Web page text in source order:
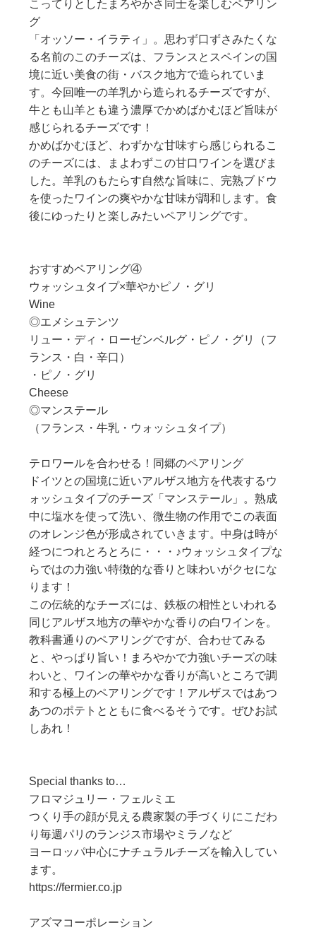
こってりとしたまろやかさ同士を楽しむペアリン
グ
「オッソー・イラティ」。思わず口ずさみたくな
る名前のこのチーズは、フランスとスペインの国
境に近い美食の街・バスク地方で造られていま
す。今回唯一の羊乳から造られるチーズですが、
牛とも山羊とも違う濃厚でかめばかむほど旨味が
感じられるチーズです！
かめばかむほど、わずかな甘味すら感じられるこ
のチーズには、まよわずこの甘口ワインを選びま
した。羊乳のもたらす自然な旨味に、完熟ブドウ
を使ったワインの爽やかな甘味が調和します。食
後にゆったりと楽しみたいペアリングです。
おすすめペアリング④
ウォッシュタイプ×華やかピノ・グリ
Wine
◎エメシュテンツ
リュー・ディ・ローゼンベルグ・ピノ・グリ（フ
ランス・白・辛口）
・ピノ・グリ
Cheese
◎マンステール
（フランス・牛乳・ウォッシュタイプ）
テロワールを合わせる！同郷のペアリング
ドイツとの国境に近いアルザス地方を代表するウ
ォッシュタイプのチーズ「マンステール」。熟成
中に塩水を使って洗い、微生物の作用でこの表面
のオレンジ色が形成されていきます。中身は時が
経つにつれとろとろに・・・♪ウォッシュタイプな
らではの力強い特徴的な香りと味わいがクセにな
ります！
この伝統的なチーズには、鉄板の相性といわれる
同じアルザス地方の華やかな香りの白ワインを。
教科書通りのペアリングですが、合わせてみる
と、やっぱり旨い！まろやかで力強いチーズの味
わいと、ワインの華やかな香りが高いところで調
和する極上のペアリングです！アルザスではあつ
あつのポテトとともに食べるそうです。ぜひお試
しあれ！
Special thanks to…
フロマジュリー・フェルミエ
つくり手の顔が見える農家製の手づくりにこだわ
り毎週パリのランジス市場やミラノなど
ヨーロッパ中心にナチュラルチーズを輸入してい
ます。
https://fermier.co.jp
アズマコーポレーション